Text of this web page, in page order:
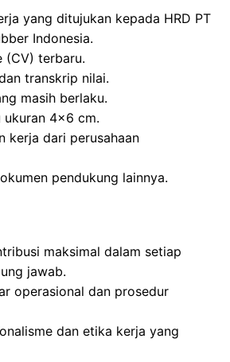
yang ditujukan kepada HRD PT
Indonesia.
(CV) terbaru.
transkrip nilai.
masih berlaku.
4×6 cm.
kerja dari perusahaan
pendukung lainnya.
maksimal dalam setiap
jawab.
operasional dan prosedur
dan etika kerja yang